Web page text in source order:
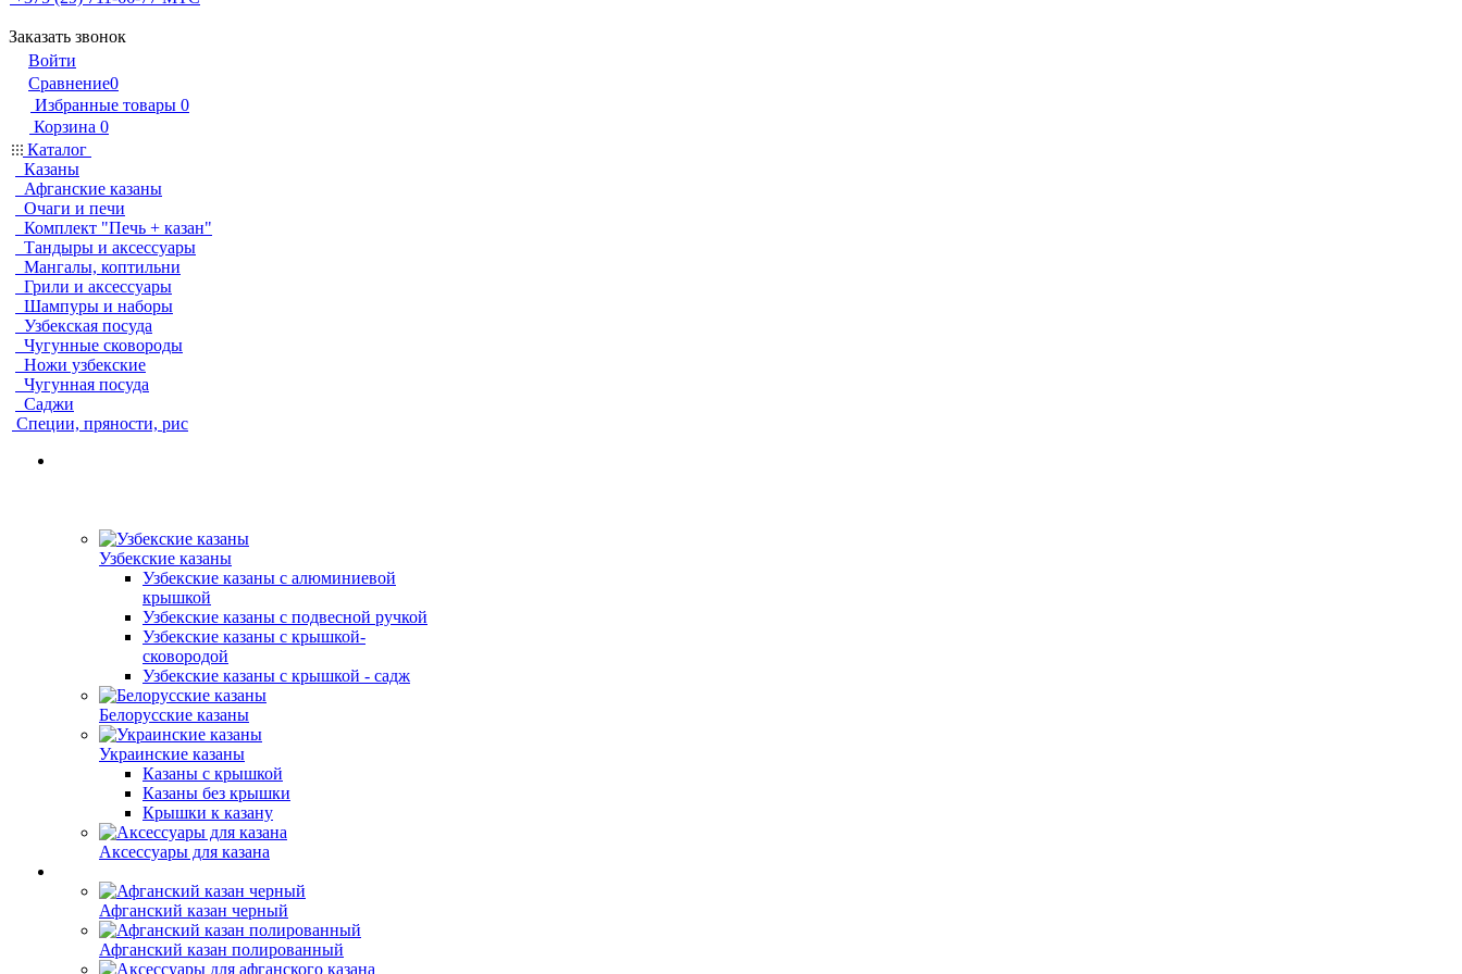
Заказать звонок
Войти
Сравнение0
Избранные товары 0
Корзина 0
Каталог
Казаны
Афганские казаны
Очаги и печи
Комплект "Печь + казан"
Тандыры и аксессуары
Мангалы, коптильни
Грили и аксессуары
Шампуры и наборы
Узбекская посуда
Чугунные сковороды
Ножи узбекские
Чугунная посуда
Саджи
Специи, пряности, рис
Узбекские казаны
Узбекские казаны с алюминиевой
крышкой
Узбекские казаны с подвесной ручкой
Узбекские казаны с крышкой-
сковородой
Узбекские казаны с крышкой - садж
Белорусские казаны
Украинские казаны
Казаны с крышкой
Казаны без крышки
Крышки к казану
Аксессуары для казана
Афганский казан черный
Афганский казан полированный